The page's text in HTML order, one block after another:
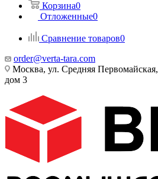
Корзина0
Отложенные0
Сравнение товаров0
order@verta-tara.com
Москва, ул. Средняя Первомайская,
дом 3